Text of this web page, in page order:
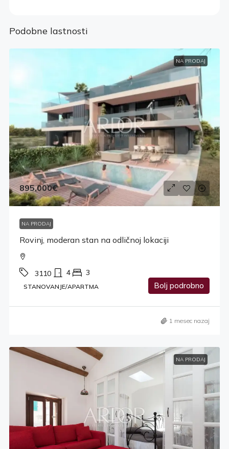
Podobne lastnosti
NA PRODAJ
895,000€
NA PRODAJ
Rovinj, moderan stan na odličnoj lokaciji
3110 4 3
STANOVANJE/APARTMA Bolj podrobno
1 mesec nazaj
NA PRODAJ